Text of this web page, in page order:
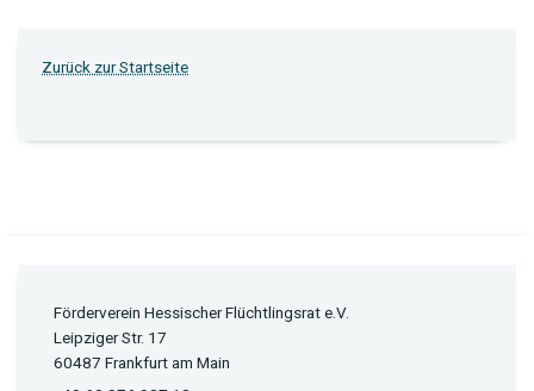
Zurück zur Startseite
Förderverein Hessischer Flüchtlingsrat e.V.
Leipziger Str. 17
60487 Frankfurt am Main